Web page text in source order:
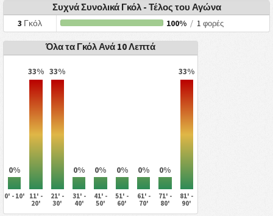
Συχνά Συνολικά Γκόλ - Τέλος του Αγώνα
3 Γκόλ 100% / 1φορές
Όλα τα Γκόλ Ανά 10 Λεπτά
0%
33% 33%
0% 0% 0% 0% 0%
33%
0' - 10'
11' -
20'
21' -
30'
31' -
40'
41' -
50'
51' -
60'
61' -
70'
71' -
80'
81' -
90'